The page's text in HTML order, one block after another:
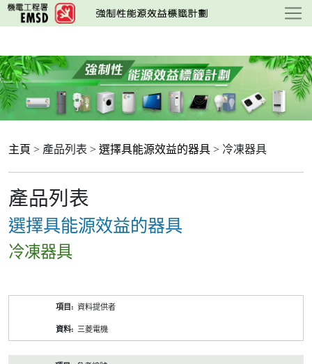
跳
至
要
內
容
主頁 > 產品列表 > 選擇具能源效益的器具 > 冷凍器具
產品列表
選擇具能源效益的器具
冷凍器具
資料提供者
三菱電機